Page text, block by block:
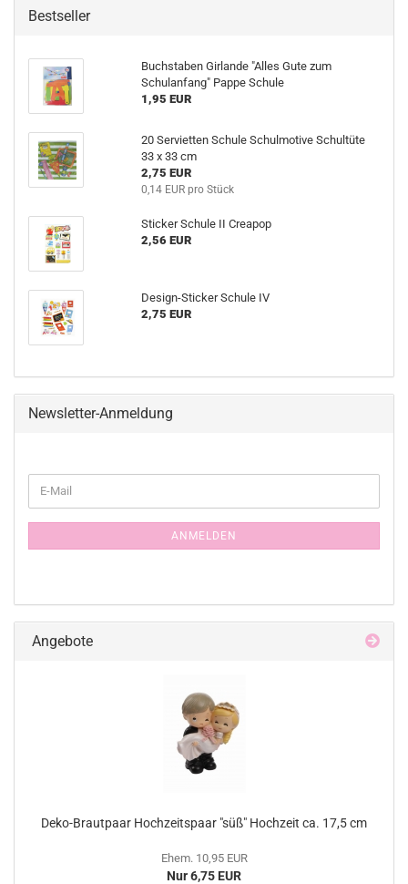
Bestseller
Buchstaben Girlande "Alles Gute zum
Schulanfang" Pappe Schule
1,95 EUR
20 Servietten Schule Schulmotive Schultüte
33 x 33 cm
2,75 EUR
0,14 EUR pro Stück
Sticker Schule II Creapop
2,56 EUR
Design-Sticker Schule IV
2,75 EUR
Newsletter-Anmeldung
ZUR
NEWSLETTER-
E-
Mail
ANMELDEN
Angebote
Deko-Brautpaar Hochzeitspaar "süß" Hochzeit ca. 17,5 cm
Ehem. 10,95 EUR
Nur 6,75 EUR